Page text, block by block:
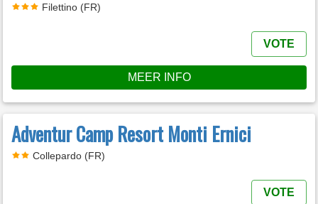
Filettino (FR)
VOTE
MEER INFO
Adventur Camp Resort Monti Ernici
Collepardo (FR)
VOTE